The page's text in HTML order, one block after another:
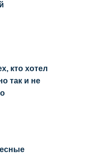
кто хотел
так и не